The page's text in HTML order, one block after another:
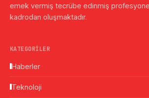
emek vermiş tecrübe edinmiş
kadrodan oluşmaktadır.
KATEGORILER
Haberler
Teknoloji